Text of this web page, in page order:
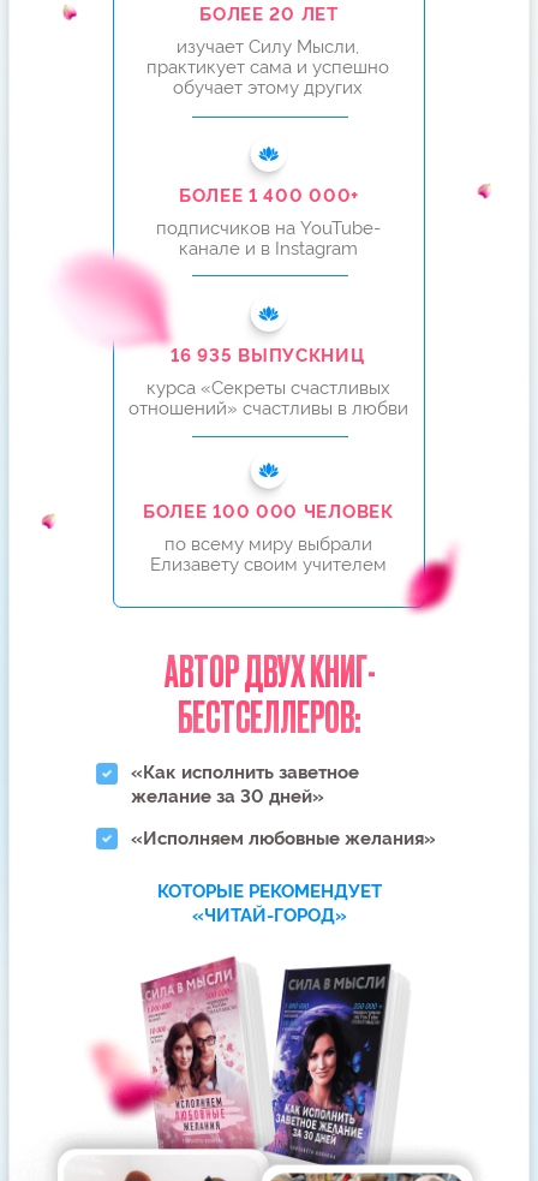
ВЫШЛИ ЗАМУЖ
И ВЕРНУЛИ МУЖЕЙ
БОЛЕЕ 16 935 ЖЕНЩИН
БЛАГОДАРЯ ЭТОЙ МЕТОДИКЕ
ВОЗМОЖНО, ВЫ ХОТИТЕ
СПРОСИТЬ…
Через какое время начнет
работать этот метод, если
между нами все очень
плохо?
Уже в течение 35 дней
вы сможете растопить лед
в ваших отношениях.
Но у многих девушек
Этот метод работает даже
в самых сложных, на первый
взгляд безнадежных случаях.
При этом вам не нужно
Получится ли его вернуть,
если он категорически
не хочет общаться, не берет
трубку и везде меня
заблокировал?